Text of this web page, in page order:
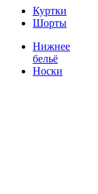
Куртки
Шорты
Нижнее
бельё
Носки